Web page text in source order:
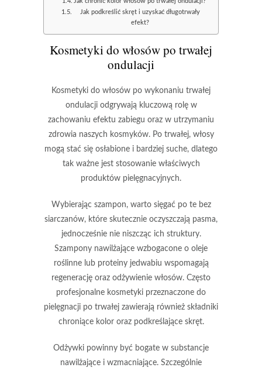
Jak podkreślić skręt i uzyskać długotrwały
efekt?
Kosmetyki do włosów po trwałej
ondulacji
Kosmetyki do włosów po wykonaniu trwałej
ondulacjiodgrywają kluczową rolę w
zachowaniu efektu zabiegu oraz w utrzymaniu
zdrowia naszych kosmyków. Po trwałej, włosy
mogą stać się osłabione i bardziej suche, dlatego
tak ważne jest stosowanie właściwych
produktów pielęgnacyjnych.
Wybierając szampon, warto sięgać po te bez
siarczanów, które skutecznie oczyszczają pasma,
jednocześnie nie niszcząc ich struktury.
Szampony nawilżające wzbogacone o oleje
roślinne lub proteiny jedwabiu wspomagają
regenerację oraz odżywienie włosów. Często
profesjonalne kosmetyki przeznaczone do
pielęgnacji po trwałej zawierają również składniki
chroniące kolor oraz podkreślające skręt.
Odżywki powinny być bogate w substancje
nawilżające i wzmacniające. Szczególnie